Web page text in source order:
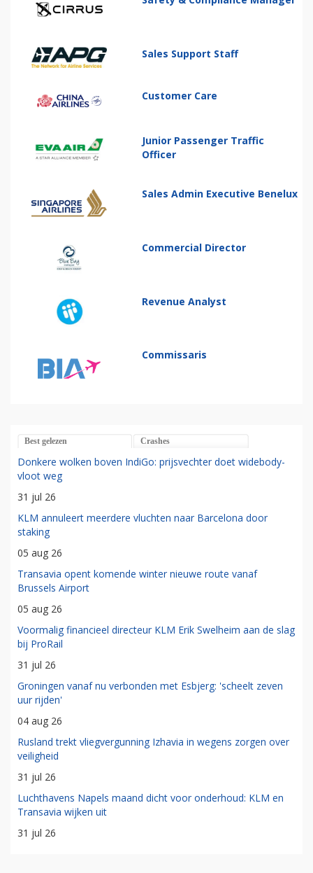
Sales Support Staff
Customer Care
Junior Passenger Traffic
Officer
Sales Admin Executive Benelux
Commercial Director
Revenue Analyst
Commissaris
Best gelezen Crashes
Donkere wolken boven IndiGo: prijsvechter doet widebody-
vloot weg
31 jul 26
KLM annuleert meerdere vluchten naar Barcelona door
staking
05 aug 26
Transavia opent komende winter nieuwe route vanaf
Brussels Airport
05 aug 26
Voormalig financieel directeur KLM Erik Swelheim aan de slag
bij ProRail
31 jul 26
Groningen vanaf nu verbonden met Esbjerg: 'scheelt zeven
uur rijden'
04 aug 26
Rusland trekt vliegvergunning Izhavia in wegens zorgen over
veiligheid
31 jul 26
Luchthavens Napels maand dicht voor onderhoud: KLM en
Transavia wijken uit
31 jul 26